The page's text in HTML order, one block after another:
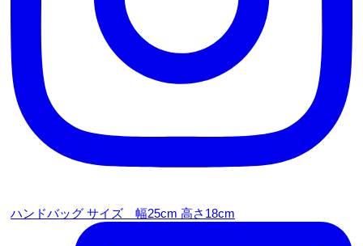
ハンドバッグ サイズ 幅25cm 高さ18cm